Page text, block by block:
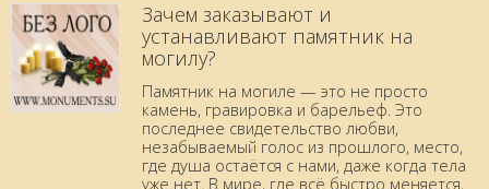
Зачем заказывают и
устанавливают памятник на
могилу?
Памятник на могиле — это не просто
камень, гравировка и барельеф. Это
последнее свидетельство любви,
незабываемый голос из прошлого, место,
где душа остаётся с нами, даже когда тела
уже нет. В мире, где всё быстро меняется,